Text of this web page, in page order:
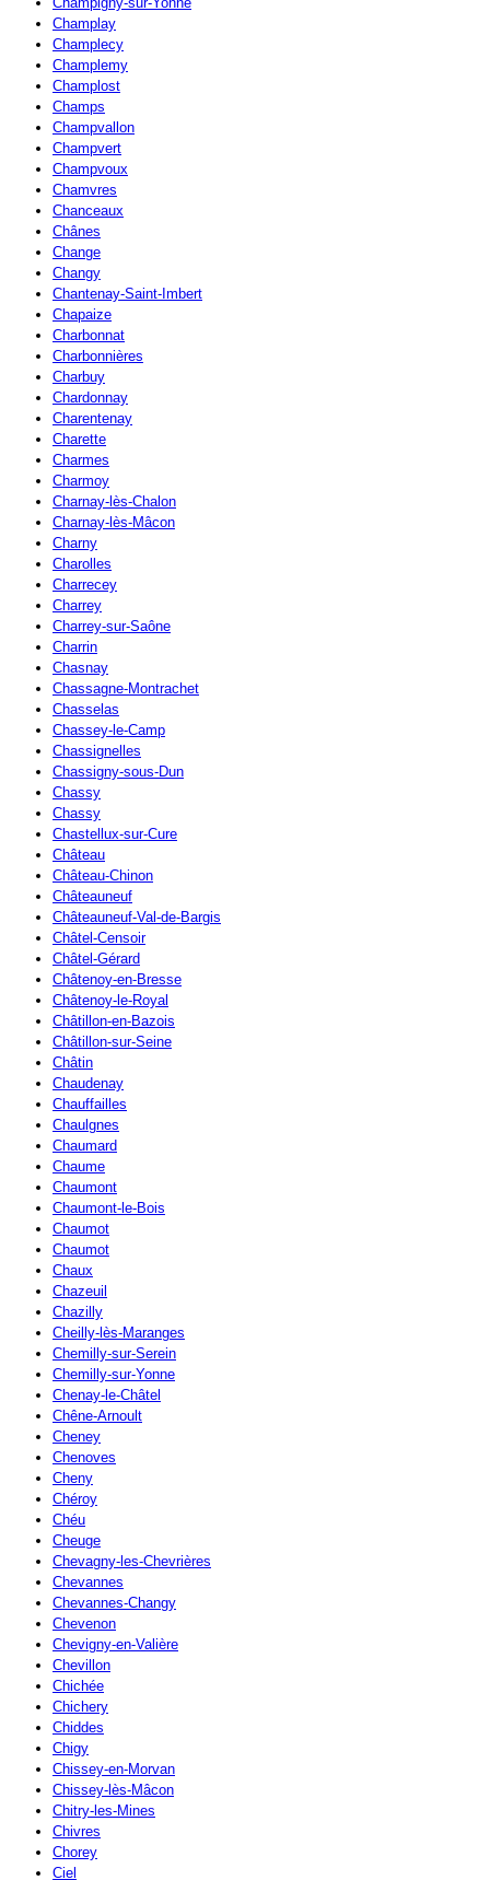
Champlay
Champlecy
Champlemy
Champlost
Champs
Champvallon
Champvert
Champvoux
Chamvres
Chanceaux
Chânes
Change
Changy
Chantenay-Saint-Imbert
Chapaize
Charbonnat
Charbonnières
Charbuy
Chardonnay
Charentenay
Charette
Charmes
Charmoy
Charnay-lès-Chalon
Charnay-lès-Mâcon
Charny
Charolles
Charrecey
Charrey
Charrey-sur-Saône
Charrin
Chasnay
Chassagne-Montrachet
Chasselas
Chassey-le-Camp
Chassignelles
Chassigny-sous-Dun
Chassy
Chassy
Chastellux-sur-Cure
Château
Château-Chinon
Châteauneuf
Châteauneuf-Val-de-Bargis
Châtel-Censoir
Châtel-Gérard
Châtenoy-en-Bresse
Châtenoy-le-Royal
Châtillon-en-Bazois
Châtillon-sur-Seine
Châtin
Chaudenay
Chauffailles
Chaulgnes
Chaumard
Chaume
Chaumont
Chaumont-le-Bois
Chaumot
Chaumot
Chaux
Chazeuil
Chazilly
Cheilly-lès-Maranges
Chemilly-sur-Serein
Chemilly-sur-Yonne
Chenay-le-Châtel
Chêne-Arnoult
Cheney
Chenoves
Cheny
Chéroy
Chéu
Cheuge
Chevagny-les-Chevrières
Chevannes
Chevannes-Changy
Chevenon
Chevigny-en-Valière
Chevillon
Chichée
Chichery
Chiddes
Chigy
Chissey-en-Morvan
Chissey-lès-Mâcon
Chitry-les-Mines
Chivres
Chorey
Ciel